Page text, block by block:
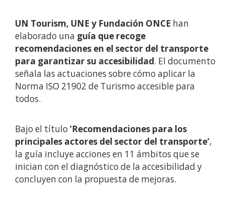
UN Tourism, UNE y Fundación ONCE han
elaborado una guía que recoge
recomendaciones en el sector del transporte
para garantizar su accesibilidad. El documento
señala las actuaciones sobre cómo aplicar la
Norma ISO 21902 de Turismo accesible para
todos.
Bajo el título ‘Recomendaciones para los
principales actores del sector del transporte’,
la guía incluye acciones en 11 ámbitos que se
inician con el diagnóstico de la accesibilidad y
concluyen con la propuesta de mejoras.